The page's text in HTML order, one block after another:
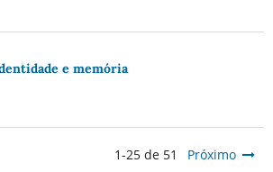
e memória
1-25 de 51 Próximo